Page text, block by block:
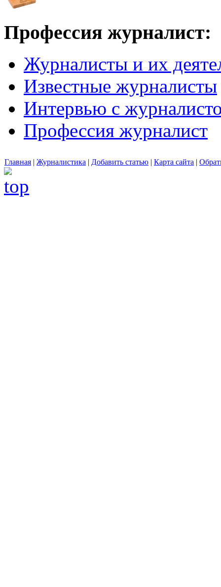
Профессия журналист:
Журналисты и их
Известные журналисты
Интервью с
Профессия журналист
Главная | Журналистика | Добавить статью | Карта сайта |